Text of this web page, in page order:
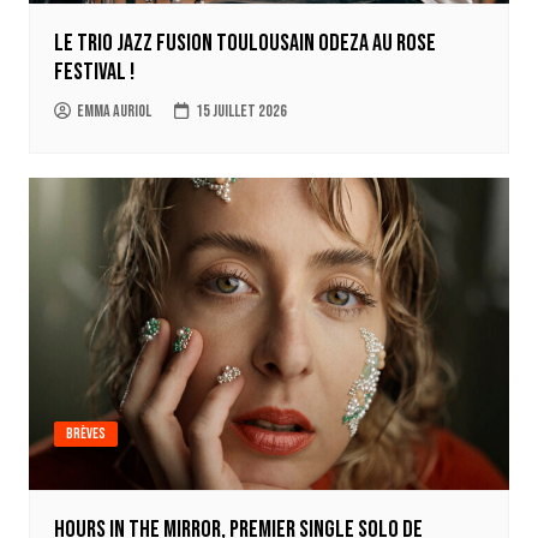
Le trio jazz fusion toulousain ODEZA au Rose
Festival !
Emma Auriol 15 juillet 2026
Brèves
Hours in the mirror, premier single solo de